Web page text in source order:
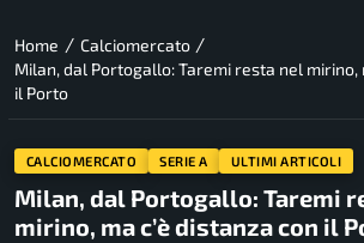
Home / Calciomercato /
Milan, dal Portogallo: Taremi resta nel mirino,
il Porto
CALCIOMERCATO SERIE A ULTIMI ARTICOLI
Milan, dal Portogallo: Taremi
mirino, ma c’è distanza con il